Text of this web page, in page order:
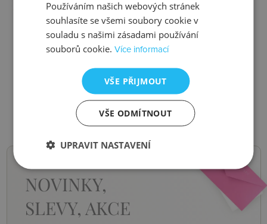
Ztráta Balení
Zjistit více
NOVINKY,
SLEVY, AKCE
Používáním našich webových stránek
souhlasíte se všemi soubory cookie v
souladu s našimi zásadami používání
souborů cookie.Více informací
VŠE PŘIJMOUT
VŠE ODMÍTNOUT
UPRAVIT NASTAVENÍ